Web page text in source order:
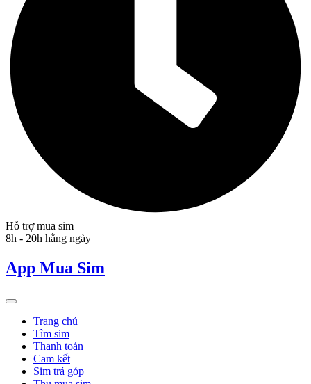
Hỗ trợ mua sim
8h - 20h hằng ngày
App Mua Sim
Trang chủ
Tìm sim
Thanh toán
Cam kết
Sim trả góp